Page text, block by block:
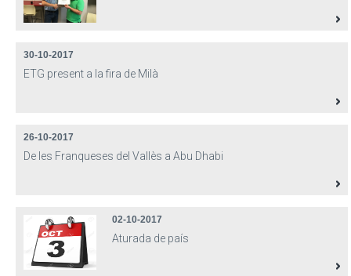
30-10-2017
ETG present a la fira de Milà
26-10-2017
De les Franqueses del Vallès a Abu Dhabi
02-10-2017
Aturada de país